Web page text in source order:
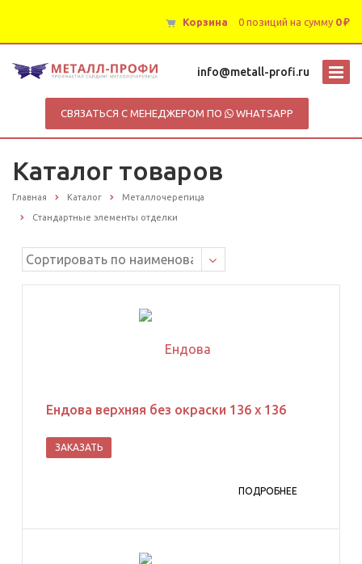
Корзина 0 позиций на сумму 0 ₽
info@metall-profi.ru
СВЯЗАТЬСЯ С МЕНЕДЖЕРОМ ПО WHATSAPP
Каталог товаров
Главная Каталог Металлочерепица
Стандартные элементы отделки
Ендова верхняя без окраски 136 х 136
ЗАКАЗАТЬ
ПОДРОБНЕЕ